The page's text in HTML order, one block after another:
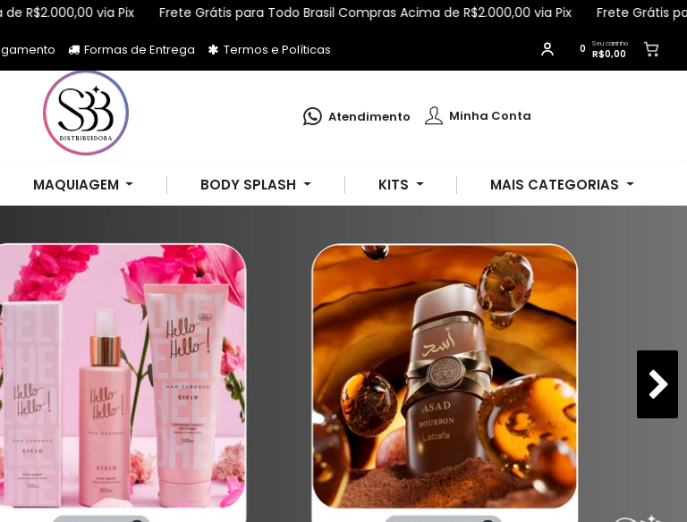
via Pix Frete Grátis para Todo Brasil Compras Acima de R$2.000,00 via Pix Frete Grátis para Todo
Formas de Entrega Termos e Políticas 0 Seu carrinho
R$0,00
Atendimento Minha Conta
MAQUIAGEM BODY SPLASH KITS MAIS CATEGORIAS
Compra verificada Pedido de R$ 264,26